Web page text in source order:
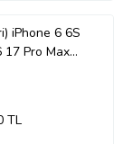
iPhone 6 6S
Pro Max
TL